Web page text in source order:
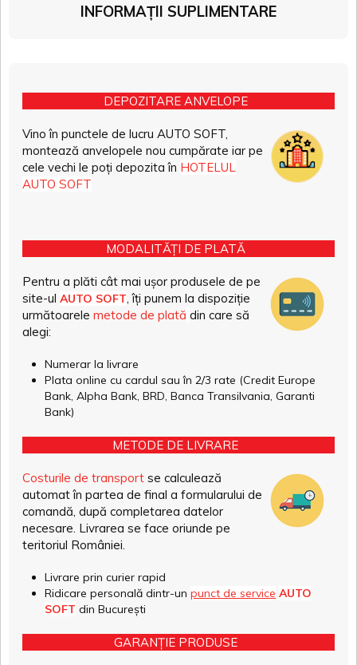
INFORMAȚII SUPLIMENTARE
DEPOZITARE ANVELOPE
Vino în punctele de lucru AUTO SOFT,
montează anvelopele nou cumpărate iar pe
cele vechi le poți depozita în HOTELUL
AUTO SOFT
MODALITĂȚI DE PLATĂ
Pentru a plăti cât mai ușor produsele de pe
site-ul AUTO SOFT, îți punem la dispoziție
următoarele metode de plată din care să
alegi:
Numerar la livrare
Plata online cu cardul sau în 2/3 rate (Credit Europe
Bank, Alpha Bank, BRD, Banca Transilvania, Garanti
Bank)
METODE DE LIVRARE
Costurile de transport se calculează
automat în partea de final a formularului de
comandă, după completarea datelor
necesare. Livrarea se face oriunde pe
teritoriul României.
Livrare prin curier rapid
Ridicare personală dintr-un punct de service AUTO
SOFT din București
GARANȚIE PRODUSE